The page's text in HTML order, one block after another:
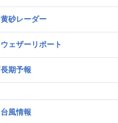
黄砂レーダー
ウェザーリポート
長期予報
台風情報